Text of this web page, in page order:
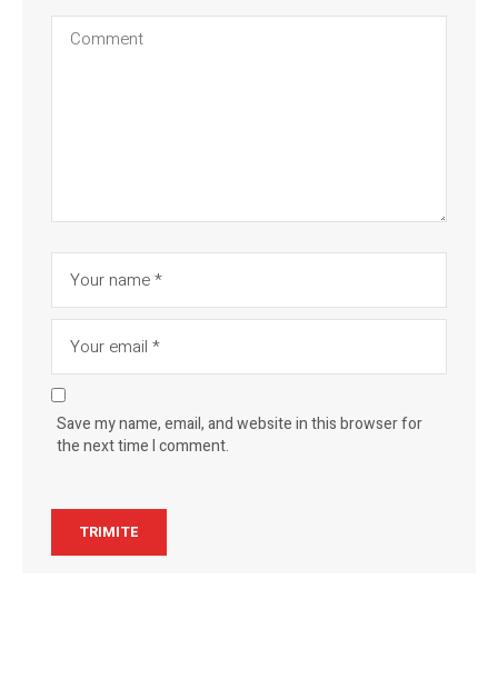
Save my name, email, and website in this browser for
the next time I comment.